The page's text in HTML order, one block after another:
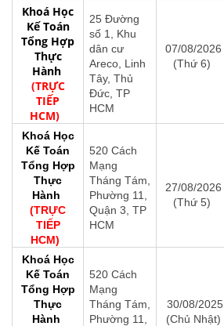
Khoá Học
Kế Toán
Tổng Hợp
Thực
Hành
(TRỰC
TIẾP
HCM)
25 Đường
số 1, Khu
dân cư
Areco, Linh
Tây, Thủ
Đức, TP
HCM
07/08/2026
(Thứ 6)
Khoá Học
Kế Toán
Tổng Hợp
Thực
Hành
(TRỰC
TIẾP
HCM)
520 Cách
Mạng
Tháng Tám,
Phường 11,
Quận 3, TP
HCM
27/08/2026
(Thứ 5)
Khoá Học
Kế Toán
Tổng Hợp
Thực
Hành
520 Cách
Mạng
Tháng Tám,
Phường 11,
30/08/2025
(Chủ Nhật)